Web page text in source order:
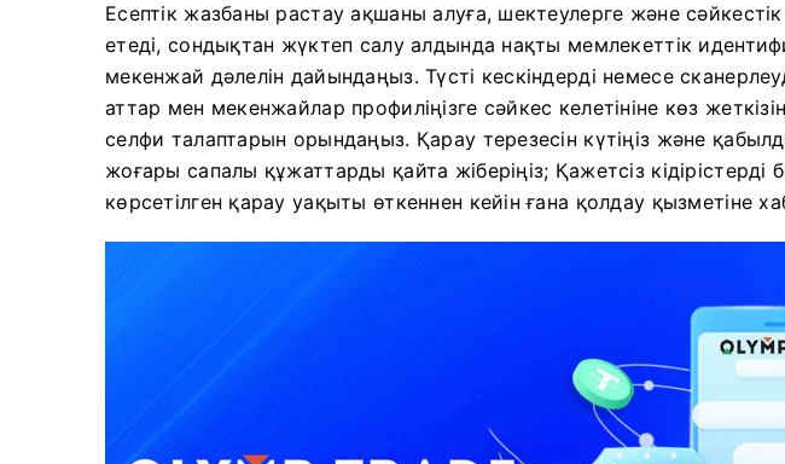
Есептік жазбаны растау ақшаны алуға, шектеулерге және сәйкестік
етеді, сондықтан жүктеп салу алдында нақты мемлекеттік
мекенжай дәлелін дайындаңыз. Түсті кескіндерді немесе
аттар мен мекенжайлар профиліңізге сәйкес келетініне көз
селфи талаптарын орындаңыз. Қарау терезесін күтіңіз және
жоғары сапалы құжаттарды қайта жіберіңіз; Қажетсіз кідірістерді
көрсетілген қарау уақыты өткеннен кейін ғана қолдау қызметіне